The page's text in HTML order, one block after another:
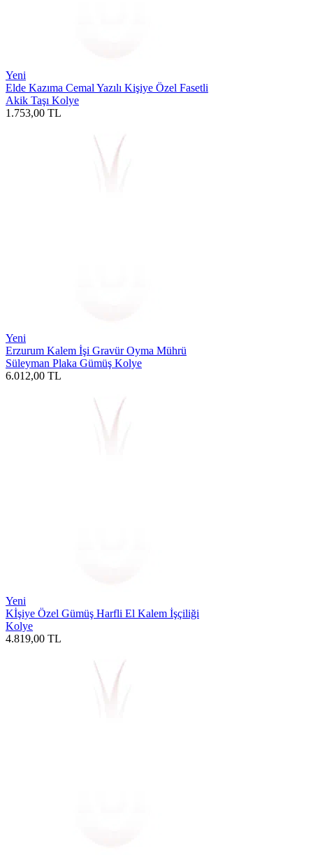
Yeni
Elde Kazıma Cemal Yazılı Kişiye Özel Fasetli
Akik Taşı Kolye
1.753,00 TL
Yeni
Erzurum Kalem İşi Gravür Oyma Mührü
Süleyman Plaka Gümüş Kolye
6.012,00 TL
Yeni
Kİşiye Özel Gümüş Harfli El Kalem İşçiliği
Kolye
4.819,00 TL